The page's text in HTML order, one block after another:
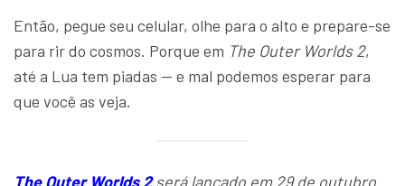
Então, pegue seu celular, olhe para o alto e prepare-se
para rir do cosmos. Porque em The Outer Worlds 2,
até a Lua tem piadas — e mal podemos esperar para
que você as veja.
The Outer Worlds 2será lançado em 29 de outubro